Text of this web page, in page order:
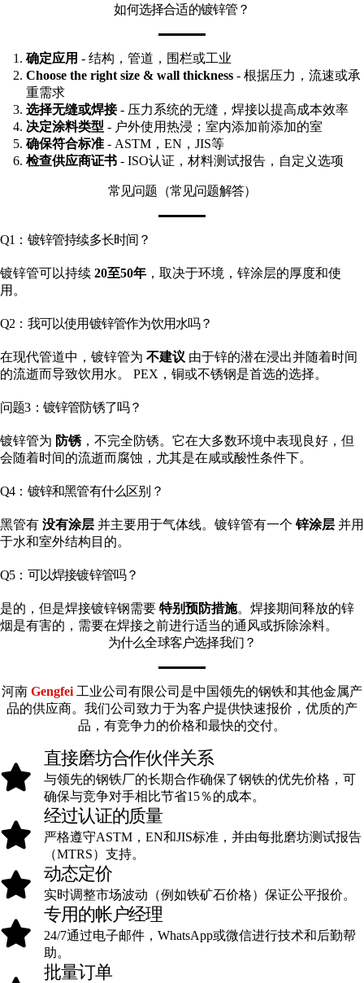
如何选择合适的镀锌管？
确定应用 - 结构，管道，围栏或工业
Choose the right size & wall thickness - 根据压力，流速或承
重需求
选择无缝或焊接- 压力系统的无缝，焊接以提高成本效率
决定涂料类型 - 户外使用热浸；室内添加前添加的室
确保符合标准 - ASTM，EN，JIS等
检查供应商证书 - ISO认证，材料测试报告，自定义选项
常见问题（常见问题解答）
Q1：镀锌管持续多长时间？
镀锌管可以持续 20至50年 ，取决于环境，锌涂层的厚度和使
用。
Q2：我可以使用镀锌管作为饮用水吗？
在现代管道中，镀锌管为 不建议 由于锌的潜在浸出并随着时间
的流逝而导致饮用水。 PEX，铜或不锈钢是首选的选择。
问题3：镀锌管防锈了吗？
镀锌管为 防锈，不完全防锈。它在大多数环境中表现良好，但
会随着时间的流逝而腐蚀，尤其是在咸或酸性条件下。
Q4：镀锌和黑管有什么区别？
黑管有 没有涂层 并主要用于气体线。镀锌管有一个 锌涂层 并用
于水和室外结构目的。
Q5：可以焊接镀锌管吗？
是的，但是焊接镀锌钢需要 特别预防措施。焊接期间释放的锌
烟是有害的，需要在焊接之前进行适当的通风或拆除涂料。
为什么全球客户选择我们？
河南 Gengfei 工业公司有限公司是中国领先的钢铁和其他金属产
品的供应商。我们公司致力于为客户提供快速报价，优质的产
品，有竞争力的价格和最快的交付。
直接磨坊合作伙伴关系
与领先的钢铁厂的长期合作确保了钢铁的优先价格，可
确保与竞争对手相比节省15％的成本。
经过认证的质量
严格遵守ASTM，EN和JIS标准，并由每批磨坊测试报告
（MTRS）支持。
动态定价
实时调整市场波动（例如铁矿石价格）保证公平报价。
专用的帐户经理
24/7通过电子邮件，WhatsApp或微信进行技术和后勤帮
助。
批量订单